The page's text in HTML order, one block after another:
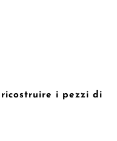
ricostruire i pezzi di